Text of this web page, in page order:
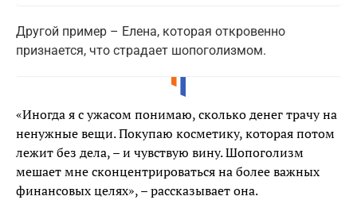
Другой пример – Елена, которая откровенно
признается, что страдает шопоголизмом.
«Иногда я с ужасом понимаю, сколько денег трачу на
ненужные вещи. Покупаю косметику, которая потом
лежит без дела, – и чувствую вину. Шопоголизм
мешает мне сконцентрироваться на более важных
финансовых целях», – рассказывает она.